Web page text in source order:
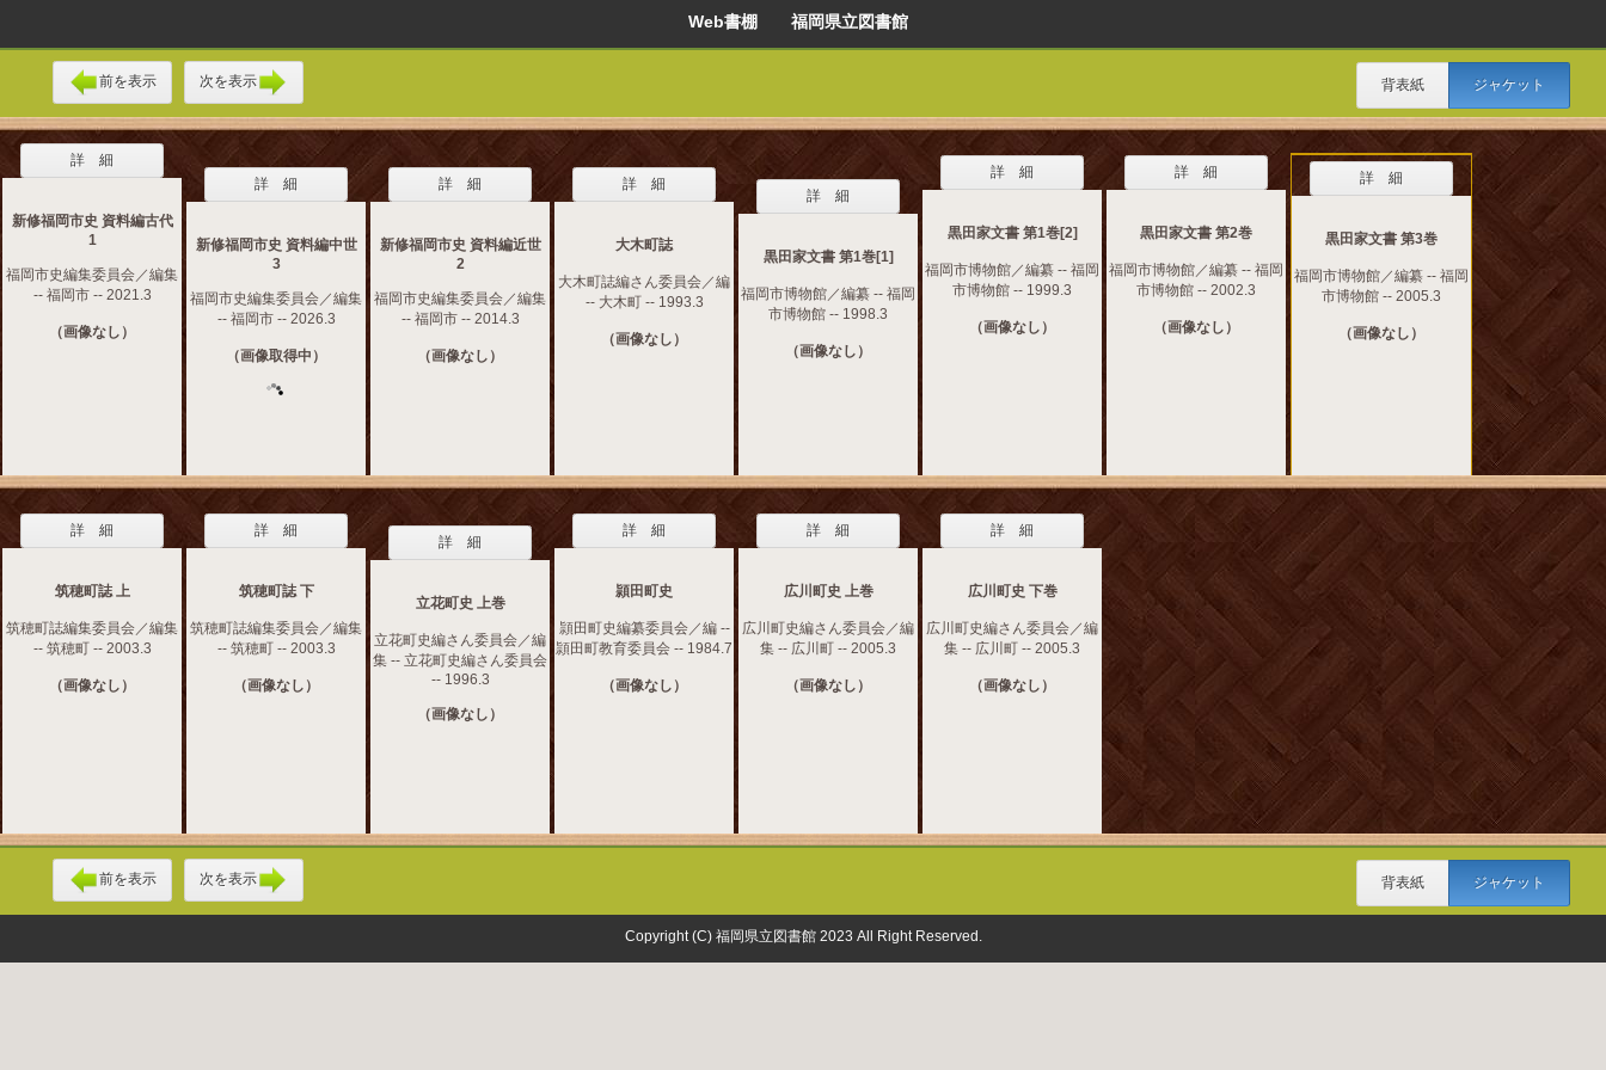
Web書棚 福岡県立図書館
前を表示 次を表示 背表紙 ジャケット
詳 細
新修福岡市史 資料編古代
1
福岡市史編集委員会／編集
-- 福岡市 -- 2021.3
（画像なし）
詳 細
新修福岡市史 資料編中世
3
福岡市史編集委員会／編集
-- 福岡市 -- 2026.3
（画像取得中）
詳 細
新修福岡市史 資料編近世
2
福岡市史編集委員会／編集
-- 福岡市 -- 2014.3
（画像なし）
詳 細
大木町誌
大木町誌編さん委員会／編
-- 大木町 -- 1993.3
（画像なし）
詳 細
黒田家文書 第1巻[1]
福岡市博物館／編纂 -- 福岡
市博物館 -- 1998.3
（画像なし）
詳 細
黒田家文書 第1巻[2]
福岡市博物館／編纂 -- 福岡
市博物館 -- 1999.3
（画像なし）
詳 細
黒田家文書 第2巻
福岡市博物館／編纂 -- 福岡
市博物館 -- 2002.3
（画像なし）
詳 細
黒田家文書 第3巻
福岡市博物館／編纂 -- 福岡
市博物館 -- 2005.3
（画像なし）
詳 細
筑穂町誌 上
筑穂町誌編集委員会／編集
-- 筑穂町 -- 2003.3
（画像なし）
詳 細
筑穂町誌 下
筑穂町誌編集委員会／編集
-- 筑穂町 -- 2003.3
（画像なし）
詳 細
立花町史 上巻
立花町史編さん委員会／編
集 -- 立花町史編さん委員会
-- 1996.3
（画像なし）
詳 細
頴田町史
頴田町史編纂委員会／編 --
頴田町教育委員会 -- 1984.7
（画像なし）
詳 細
広川町史 上巻
広川町史編さん委員会／編
集 -- 広川町 -- 2005.3
（画像なし）
詳 細
広川町史 下巻
広川町史編さん委員会／編
集 -- 広川町 -- 2005.3
（画像なし）
前を表示 次を表示 背表紙 ジャケット
Copyright (C) 福岡県立図書館 2023 All Right Reserved.